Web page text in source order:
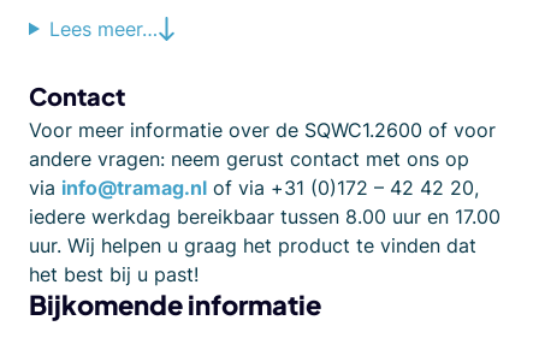
Lees meer…
Contact
Voor meer informatie over de SQWC1.2600 of voor
andere vragen: neem gerust contact met ons op
via info@tramag.nl of via +31 (0)172 – 42 42 20,
iedere werkdag bereikbaar tussen 8.00 uur en 17.00
uur. Wij helpen u graag het product te vinden dat
het best bij u past!
Bijkomende informatie